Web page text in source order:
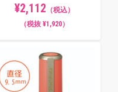
¥2,112 （税込）
（税抜 ¥1,920）